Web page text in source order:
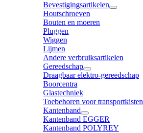
Bevestigingsartikelen
Houtschroeven
Bouten en moeren
Pluggen
Wiggen
Lijmen
Andere verbruiksartikelen
Gereedschap
Draagbaar elektro-gereedschap
Boorcentra
Glastechniek
Toebehoren voor transportkisten
Kantenband
Kantenband EGGER
Kantenband POLYREY